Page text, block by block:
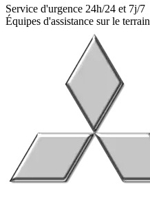
Service d'urgence 24h/24 et 7j/7
Équipes d'assistance sur le terrain